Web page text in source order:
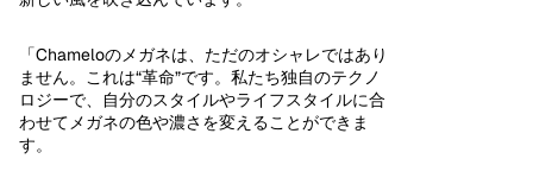
「Chameloのメガネは、ただのオシャレではあり
ません。これは“革命”です。私たち独自のテクノ
ロジーで、自分のスタイルやライフスタイルに合
わせてメガネの色や濃さを変えることができま
す。